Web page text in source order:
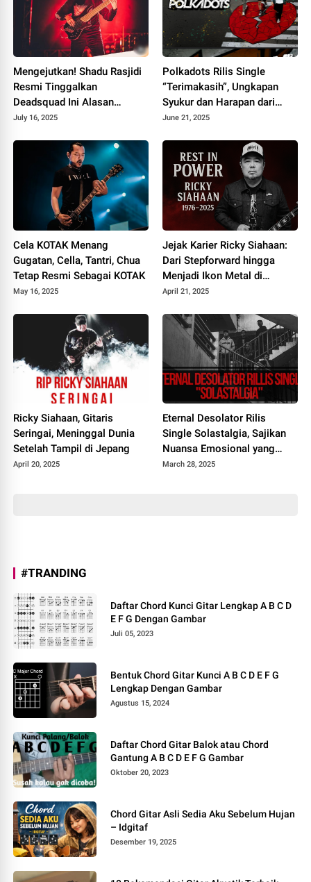
Mengejutkan! Shadu Rasjidi
Resmi Tinggalkan
Deadsquad Ini Alasan
Sebenarnya
July 16, 2025
Polkadots Rilis Single
“Terimakasih”, Ungkapan
Syukur dan Harapan dari
Album Heartbreak Analogy
June 21, 2025
Cela KOTAK Menang
Gugatan, Cella, Tantri, Chua
Tetap Resmi Sebagai KOTAK
May 16, 2025
Jejak Karier Ricky Siahaan:
Dari Stepforward hingga
Menjadi Ikon Metal di
Seringai
April 21, 2025
Ricky Siahaan, Gitaris
Seringai, Meninggal Dunia
Setelah Tampil di Jepang
April 20, 2025
Eternal Desolator Rilis
Single Solastalgia, Sajikan
Nuansa Emosional yang
Ambivalen
March 28, 2025
#TRANDING
Daftar Chord Kunci Gitar Lengkap A B C D
E F G Dengan Gambar
Juli 05, 2023
Bentuk Chord Gitar Kunci A B C D E F G
Lengkap Dengan Gambar
Agustus 15, 2024
Daftar Chord Gitar Balok atau Chord
Gantung A B C D E F G Gambar
Oktober 20, 2023
Chord Gitar Asli Sedia Aku Sebelum Hujan
– Idgitaf
Desember 19, 2025